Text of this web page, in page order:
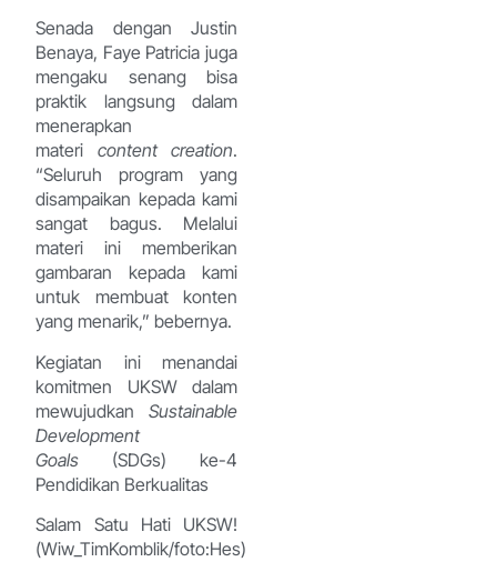
Senada dengan Justin
Benaya, Faye Patricia juga
mengaku senang bisa
praktik langsung dalam
menerapkan
materi content creation.
“Seluruh program yang
disampaikan kepada kami
sangat bagus. Melalui
materi ini memberikan
gambaran kepada kami
untuk membuat konten
yang menarik,” bebernya.
Kegiatan ini menandai
komitmen UKSW dalam
mewujudkan Sustainable
Development
Goals (SDGs) ke-4
Pendidikan Berkualitas
Salam Satu Hati UKSW!
(Wiw_TimKomblik/foto:Hes)